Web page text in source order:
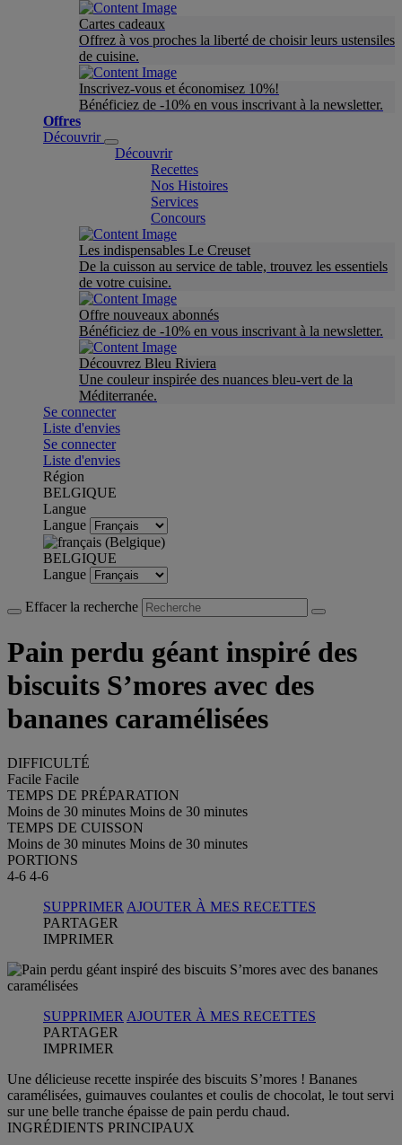
Cartes cadeaux
Offrez à vos proches la liberté de choisir leurs ustensiles
de cuisine.
Inscrivez-vous et économisez 10%!
Bénéficiez de -10% en vous inscrivant à la newsletter.
Offres
Découvrir
Découvrir
Recettes
Nos Histoires
Services
Concours
Les indispensables Le Creuset
De la cuisson au service de table, trouvez les essentiels
de votre cuisine.
Offre nouveaux abonnés
Bénéficiez de -10% en vous inscrivant à la newsletter.
Découvrez Bleu Riviera
Une couleur inspirée des nuances bleu-vert de la
Méditerranée.
Se connecter
Liste d'envies
Se connecter
Liste d'envies
Région
BELGIQUE
Langue
Langue
BELGIQUE
Langue
Effacer la recherche
Pain perdu géant inspiré des
biscuits S’mores avec des
bananes caramélisées
DIFFICULTÉ
Facile Facile
TEMPS DE PRÉPARATION
Moins de 30 minutes Moins de 30 minutes
TEMPS DE CUISSON
Moins de 30 minutes Moins de 30 minutes
PORTIONS
4-6 4-6
SUPPRIMER AJOUTER À MES RECETTES
PARTAGER
IMPRIMER
SUPPRIMER AJOUTER À MES RECETTES
PARTAGER
IMPRIMER
Une délicieuse recette inspirée des biscuits S’mores ! Bananes
caramélisées, guimauves coulantes et coulis de chocolat, le tout servi
sur une belle tranche épaisse de pain perdu chaud.
INGRÉDIENTS PRINCIPAUX